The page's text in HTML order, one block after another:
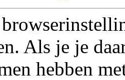
Als je je
hebben